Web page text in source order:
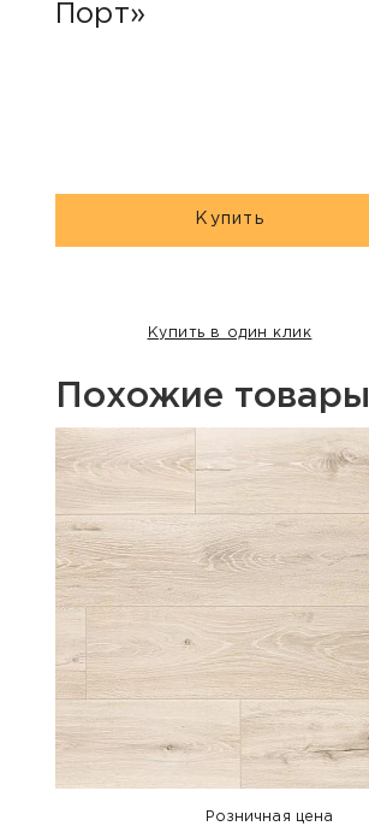
Порт»
Купить
Купить в один клик
Похожие товары
Розничная цена